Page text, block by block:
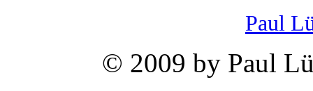
Paul
© 2009 by Paul